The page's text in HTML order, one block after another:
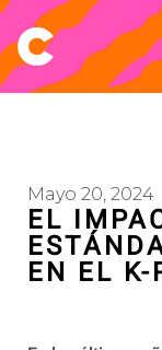
Mayo 20, 2024
EL
EN EL K-